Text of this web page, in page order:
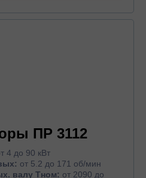
ПР 3112
4 до 90 кВт
от 5.2 до 171 об/мин
валу Тном: от 2090 до